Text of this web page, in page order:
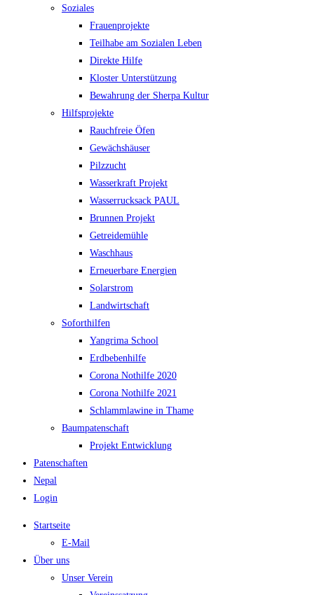
Soziales
Frauenprojekte
Teilhabe am Sozialen Leben
Direkte Hilfe
Kloster Unterstützung
Bewahrung der Sherpa Kultur
Hilfsprojekte
Rauchfreie Öfen
Gewächshäuser
Pilzzucht
Wasserkraft Projekt
Wasserrucksack PAUL
Brunnen Projekt
Getreidemühle
Waschhaus
Erneuerbare Energien
Solarstrom
Landwirtschaft
Soforthilfen
Yangrima School
Erdbebenhilfe
Corona Nothilfe 2020
Corona Nothilfe 2021
Schlammlawine in Thame
Baumpatenschaft
Projekt Entwicklung
Patenschaften
Nepal
Login
Startseite
E-Mail
Über uns
Unser Verein